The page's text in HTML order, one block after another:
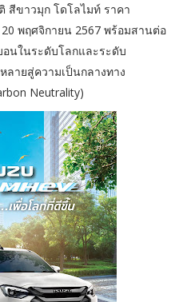
สีขาวมุก โดโลไมท์ ราคา
พฤศจิกายน 2567 พร้อมสานต่อ
อนในระดับโลกและระดับ
ลายสู่ความเป็นกลางทาง
Neutrality)